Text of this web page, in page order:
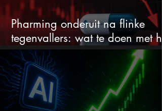
Pharming onderuit na flinke
tegenvallers: wat te doen met
aandeel?